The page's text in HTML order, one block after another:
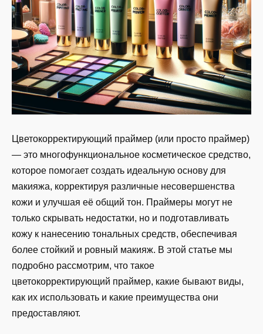
Цветокорректирующий праймер (или просто праймер)
— это многофункциональное косметическое средство,
которое помогает создать идеальную основу для
макияжа, корректируя различные несовершенства
кожи и улучшая её общий тон. Праймеры могут не
только скрывать недостатки, но и подготавливать
кожу к нанесению тональных средств, обеспечивая
более стойкий и ровный макияж. В этой статье мы
подробно рассмотрим, что такое
цветокорректирующий праймер, какие бывают виды,
как их использовать и какие преимущества они
предоставляют.